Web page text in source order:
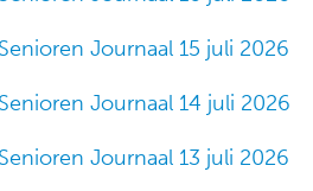
Senioren Journaal 15 juli 2026
Senioren Journaal 14 juli 2026
Senioren Journaal 13 juli 2026